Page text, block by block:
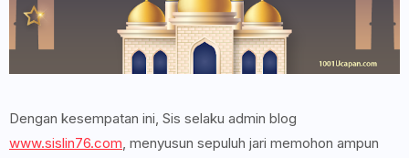
Dengan kesempatan ini, Sis selaku admin blog
www.sislin76.com, menyusun sepuluh jari memohon ampun